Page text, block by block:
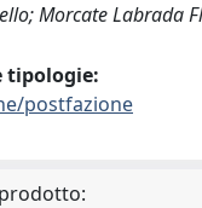
Morcate Labrada
tipologie:
postfazione